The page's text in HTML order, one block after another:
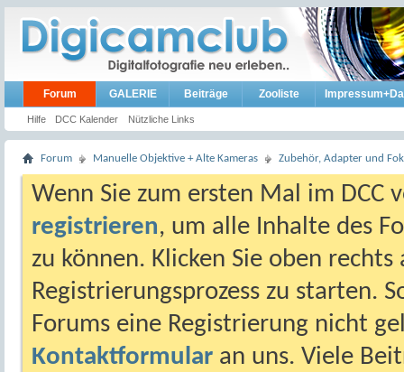
Forum
Hilfe DCC Kalender Nützliche Links
GALERIE Beiträge Zooliste
Forum Manuelle Objektive + Alte Kameras Zubehör, Adapter und
Wenn Sie zum ersten Mal im DCC
registrieren, um alle Inhalte des
zu können. Klicken Sie oben
Registrierungsprozess zu starten.
Forums eine Registrierung nicht
Kontaktformular an uns. Viele